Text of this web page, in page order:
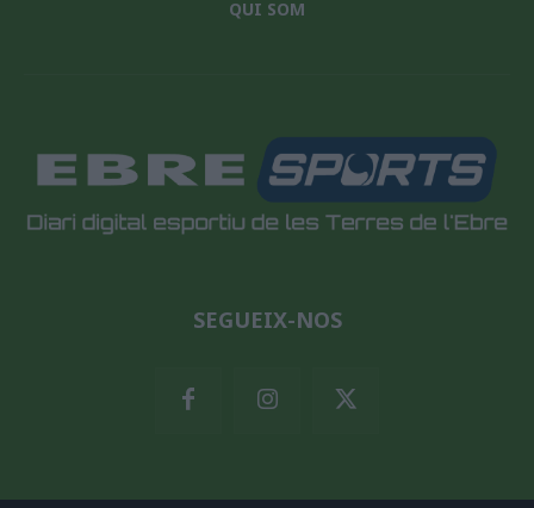
QUI SOM
SEGUEIX-NOS